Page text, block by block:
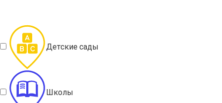
Детские сады
Школы